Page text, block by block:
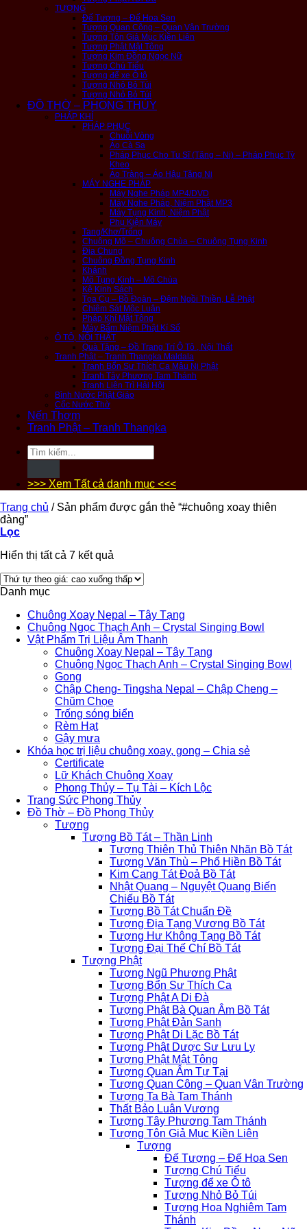
TƯỢNG
Đế Tượng – Đế Hoa Sen
Tượng Quan Công – Quan Vân Trường
Tượng Tôn Giả Mục Kiền Liên
Tượng Phật Mật Tông
Tượng Kim Đồng Ngọc Nữ
Tượng Chú Tiểu
Tượng để xe Ô tô
Tượng Nhỏ Bỏ Túi
Tượng Nhỏ Bỏ Túi
ĐỒ THỜ – PHONG THỦY
PHÁP KHÍ
PHÁP PHỤC
Chuỗi Vòng
Áo Cà Sa
Pháp Phục Cho Tu Sĩ (Tăng – Ni) – Pháp Phục Tỳ
Kheo
Áo Tràng – Áo Hậu Tăng Ni
MÁY NGHE PHÁP
Máy Nghe Pháp MP4/DVD
Máy Nghe Pháp, Niệm Phật MP3
Máy Tụng Kinh, Niệm Phật
Phụ Kiện Máy
Tang/Khơ/Trống
Chuông Mõ – Chuông Chùa – Chuông Tụng Kinh
Địa Chung
Chuông Đồng Tụng Kinh
Khánh
Mõ Tụng Kinh – Mõ Chùa
Kệ Kinh Sách
Tọa Cụ – Bồ Đoàn – Đệm Ngồi Thiền, Lễ Phật
Chiêm Sát Mộc Luân
Pháp Khí Mật Tông
Máy Bấm Niệm Phật Kí Số
Ô TÔ, NỘI THẤT
Quà Tặng – Đồ Trang Trí Ô Tô , Nội Thất
Tranh Phật – Tranh Thangka Maldala
Tranh Bổn Sư Thích Ca Mâu Ni Phật
Tranh Tây Phương Tam Thánh
Tranh Liên Trì Hải Hội
Bình Nước Phật Giáo
Cốc Nước Thờ
Nến Thơm
Tranh Phật – Tranh Thangka
Tìm
kiếm:
>>> Xem Tất cả danh mục <<<
Trang chủ /Sản phẩm được gắn thẻ “#chuông xoay thiên
đàng”
Lọc
Hiển thị tất cả 7 kết quả
Danh mục
Chuông Xoay Nepal – Tây Tạng
Chuông Ngọc Thạch Anh – Crystal Singing Bowl
Vật Phẩm Trị Liệu Âm Thanh
Chuông Xoay Nepal – Tây Tạng
Chuông Ngọc Thạch Anh – Crystal Singing Bowl
Gong
Chập Cheng- Tingsha Nepal – Chập Cheng –
Chũm Chọe
Trống sóng biển
Rèm Hạt
Gậy mưa
Khóa học trị liệu chuông xoay, gong – Chia sẻ
Certificate
Lữ Khách Chuông Xoay
Phong Thủy – Tụ Tài – Kích Lộc
Trang Sức Phong Thủy
Đồ Thờ – Đồ Phong Thủy
Tượng
Tượng Bồ Tát – Thần Linh
Tượng Thiên Thủ Thiên Nhãn Bồ Tát
Tượng Văn Thù – Phổ Hiền Bồ Tát
Kim Cang Tát Đoả Bồ Tát
Nhật Quang – Nguyệt Quang Biến
Chiếu Bồ Tát
Tượng Bồ Tát Chuẩn Đề
Tượng Địa Tạng Vương Bồ Tát
Tượng Hư Không Tạng Bồ Tát
Tượng Đại Thế Chí Bồ Tát
Tượng Phật
Tượng Ngũ Phương Phật
Tượng Bổn Sư Thích Ca
Tượng Phật A Di Đà
Tượng Phật Bà Quan Âm Bồ Tát
Tượng Phật Đản Sanh
Tượng Phật Di Lặc Bồ Tát
Tượng Phật Dược Sư Lưu Ly
Tượng Phật Mật Tông
Tượng Quan Âm Tự Tại
Tượng Quan Công – Quan Vân Trường
Tượng Ta Bà Tam Thánh
Thất Bảo Luân Vương
Tượng Tây Phương Tam Thánh
Tượng Tôn Giả Mục Kiền Liên
Tượng
Đế Tượng – Đế Hoa Sen
Tượng Chú Tiểu
Tượng để xe Ô tô
Tượng Nhỏ Bỏ Túi
Tượng Hoa Nghiêm Tam
Thánh